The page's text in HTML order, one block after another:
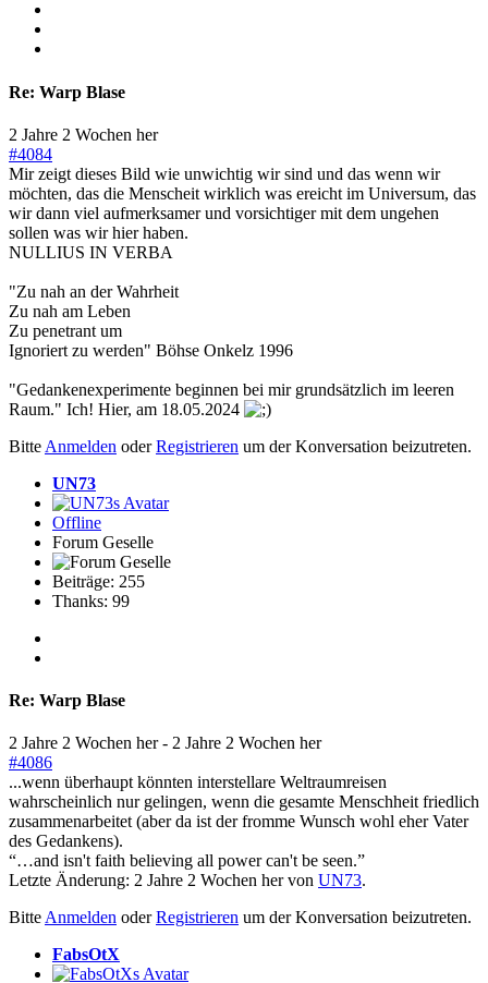
Re: Warp Blase
2 Jahre 2 Wochen her
#4084
Mir zeigt dieses Bild wie unwichtig wir sind und das wenn wir
möchten, das die Menscheit wirklich was ereicht im Universum, das
wir dann viel aufmerksamer und vorsichtiger mit dem ungehen
sollen was wir hier haben.
NULLIUS IN VERBA
"Zu nah an der Wahrheit
Zu nah am Leben
Zu penetrant um
Ignoriert zu werden" Böhse Onkelz 1996
"Gedankenexperimente beginnen bei mir grundsätzlich im leeren
Raum." Ich! Hier, am 18.05.2024
Bitte Anmelden oderRegistrieren um der Konversation beizutreten.
UN73
Offline
Forum Geselle
Beiträge: 255
Thanks: 99
Re: Warp Blase
2 Jahre 2 Wochen her- 2 Jahre 2 Wochen her
#4086
...wenn überhaupt könnten interstellare Weltraumreisen
wahrscheinlich nur gelingen, wenn die gesamte Menschheit friedlich
zusammenarbeitet (aber da ist der fromme Wunsch wohl eher Vater
des Gedankens).
“…and isn't faith believing all power can't be seen.”
Letzte Änderung: 2 Jahre 2 Wochen her von UN73.
BitteAnmelden oderRegistrieren um der Konversation beizutreten.
FabsOtX